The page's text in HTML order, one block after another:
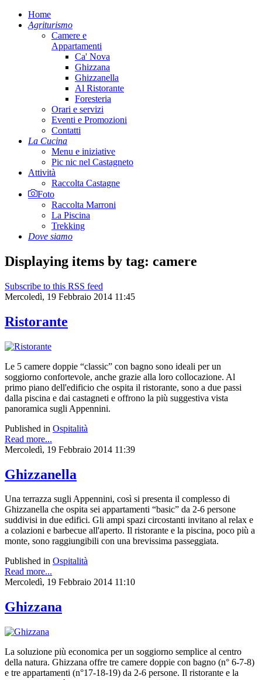
Home
Agriturismo
Camere e
Appartamenti
Ca' Nova
Ghizzana
Ghizzanella
Al Ristorante
Foresteria
Orari e servizi
Eventi e Promozioni
Contatti
La Cucina
Menu e iniziative
Pic nic nel Castagneto
Attività
Raccolta Castagne
Foto
Raccolta Marroni
La Piscina
Trekking
Dove siamo
Displaying items by tag: camere
Subscribe to this RSS feed
Mercoledì, 19 Febbraio 2014 11:45
Ristorante
Le 5 camere doppie “classic” con bagno sono ideali per un
soggiorno confortevole, anche grazie alla loro collocazione. Al
primo piano dell'edificio che ospita il ristorante, sono a due passi
dalla piscina e dai castagneti e offrono la più suggestiva vista
panoramica sugli Appennini.
Published in Ospitalità
Read more...
Mercoledì, 19 Febbraio 2014 11:39
Ghizzanella
Una terrazza sugli Appennini, così si presenta il complesso di
Ghizzanella che ospita sei appartamenti “basic” da 2-6 persone
suddivisi in due edifici. Gli ampi spazi circostanti invitano al relax e
a colazioni e barbecue all'aperto. Il ristorante e la piscina, poco più a
monte, sono raggiungibili con una brevissima passeggiata.
Published in Ospitalità
Read more...
Mercoledì, 19 Febbraio 2014 11:10
Ghizzana
La soluzione più economica per un soggiorno semplice al centro
della natura. Ghizzana offre tre camere doppie con bagno (n° 6-7-8)
e tre appartamenti (n°17-18-19) da 2-6 persone. Il ristorante e la